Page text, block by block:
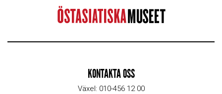
KONTAKTA OSS
Växel: 010-456 12 00